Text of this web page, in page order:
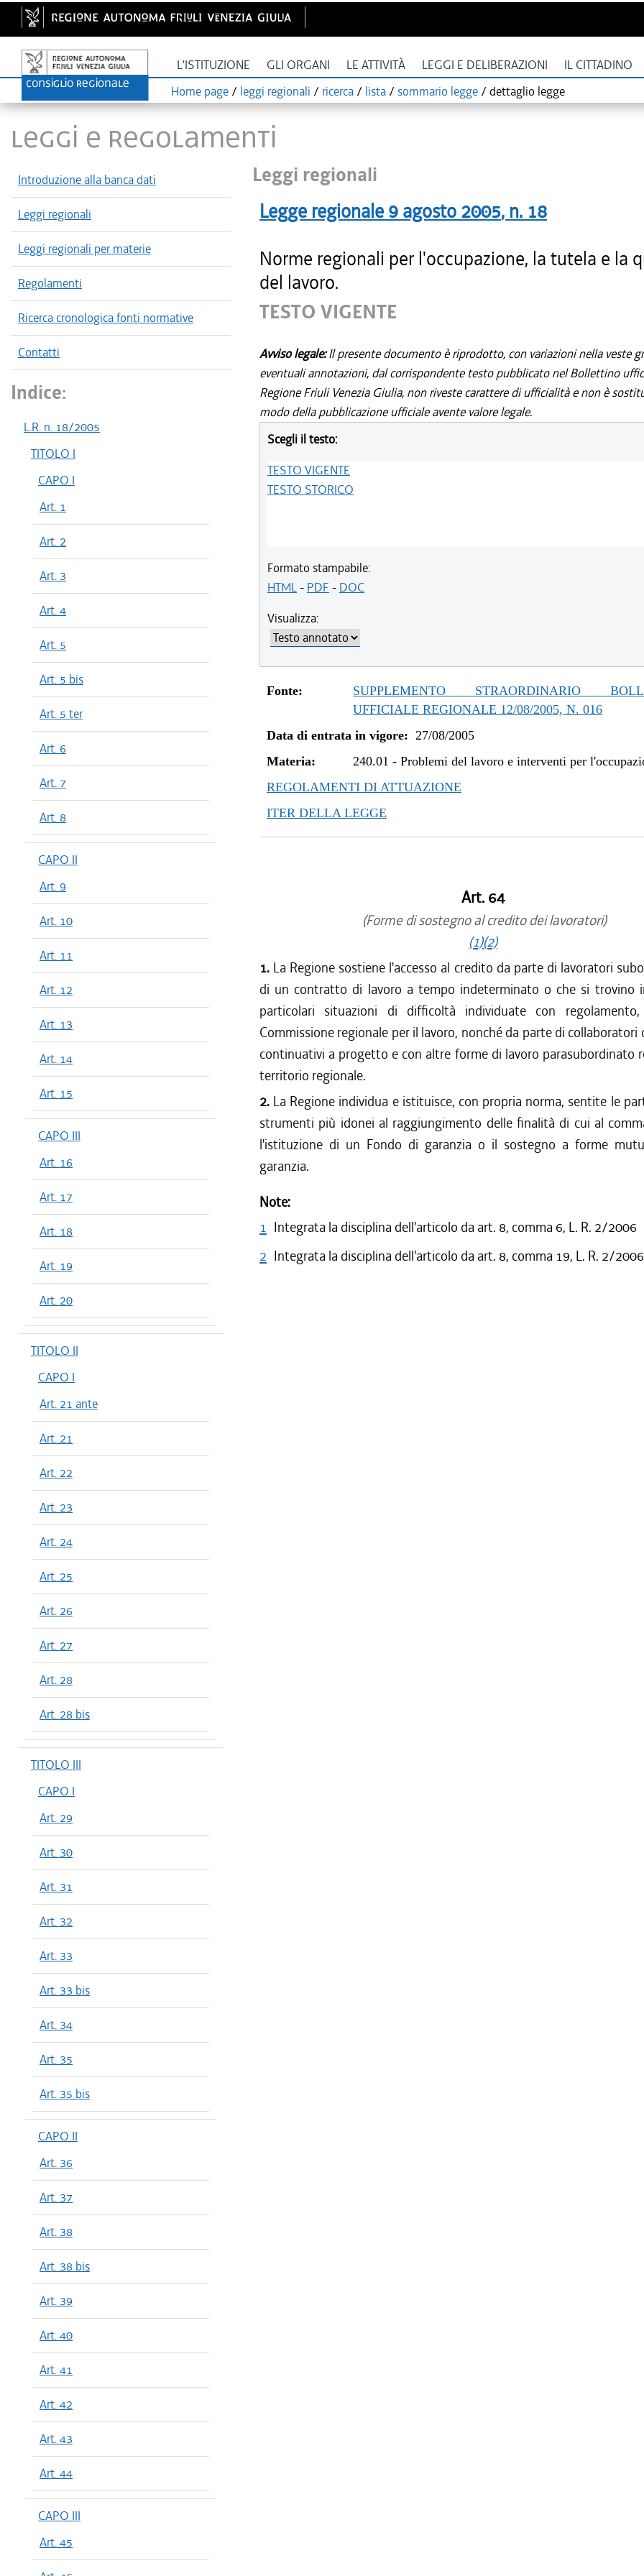
L'ISTITUZIONE GLI ORGANI LE ATTIVITÀ LEGGI E DELIBERAZIONI IL CITTADINO
Home page / leggi regionali / ricerca / lista / sommario legge / dettaglio legge
LEGGI E REGOLAMENTI
Introduzione alla banca dati
Leggi regionali
Leggi regionali per materie
Regolamenti
Ricerca cronologica fonti normative
Contatti
Indice:
L.R. n. 18/2005
TITOLO I
CAPO I
Art. 1
Art. 2
Art. 3
Art. 4
Art. 5
Art. 5 bis
Art. 5 ter
Art. 6
Art. 7
Art. 8
CAPO II
Art. 9
Art. 10
Art. 11
Art. 12
Art. 13
Art. 14
Art. 15
CAPO III
Art. 16
Art. 17
Art. 18
Art. 19
Art. 20
TITOLO II
CAPO I
Art. 21 ante
Art. 21
Art. 22
Art. 23
Art. 24
Art. 25
Art. 26
Art. 27
Art. 28
Art. 28 bis
TITOLO III
CAPO I
Art. 29
Art. 30
Art. 31
Art. 32
Art. 33
Art. 33 bis
Art. 34
Art. 35
Art. 35 bis
CAPO II
Art. 36
Art. 37
Art. 38
Art. 38 bis
Art. 39
Art. 40
Art. 41
Art. 42
Art. 43
Art. 44
CAPO III
Art. 45
Leggi regionali
Legge regionale 9 agosto 2005, n. 18
Norme regionali per l'occupazione, la tutela e la
del lavoro.
TESTO VIGENTE
Avviso legale:Il presente documento è riprodotto, con variazioni nella veste
eventuali annotazioni, dal corrispondente testo pubblicato nel Bollettino
Regione Friuli Venezia Giulia, non riveste carattere di ufficialità e non è
modo della pubblicazione ufficiale avente valore legale.
Scegli il testo:
TESTO VIGENTE
TESTO STORICO
Formato stampabile:
HTML- PDF - DOC
Visualizza:
Fonte:
SUPPLEMENTO STRAORDINARIO
UFFICIALE REGIONALE 12/08/2005, N. 016
Data di entrata in vigore: 27/08/2005
Materia:
240.01 -Problemi del lavoro e interventi per
REGOLAMENTI DI ATTUAZIONE
ITER DELLA LEGGE
Art. 64
(Forme di sostegno al credito dei lavoratori)
(1)(2)
1. La Regione sostiene l'accesso al credito da parte di lavoratori
di un contratto di lavoro a tempo indeterminato o che si trovino
particolari situazioni di difficoltà individuate con
Commissione regionale per il lavoro, nonché da parte di collaboratori
continuativi a progetto e con altre forme di lavoro parasubordinato
territorio regionale.
2. La Regione individua e istituisce, con propria norma, sentite le
strumenti più idonei al raggiungimento delle finalità di cui al
l'istituzione di un Fondo di garanzia o il sostegno a forme
garanzia.
Note:
1 Integrata la disciplina dell'articolo da art. 8, comma 6, L. R. 2/2006
2 Integrata la disciplina dell'articolo da art. 8, comma 19, L. R. 2/2006